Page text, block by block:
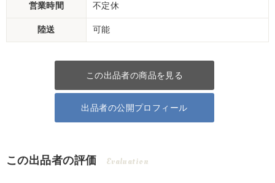
営業時間 不定休
陸送 可能
この出品者の商品を見る
出品者の公開プロフィール
この出品者の評価 Evaluation